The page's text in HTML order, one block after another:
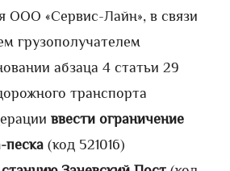
ООО «Сервис-Лайн», в связи
грузополучателем
абзаца 4 статьи 29
транспорта
ввести ограничение
песка (код 521016)